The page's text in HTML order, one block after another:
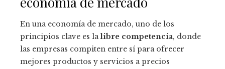
En una economía de mercado, uno de los
principios clave es lalibre competencia, donde
las empresas compiten entre sí para ofrecer
mejores productos y servicios a precios